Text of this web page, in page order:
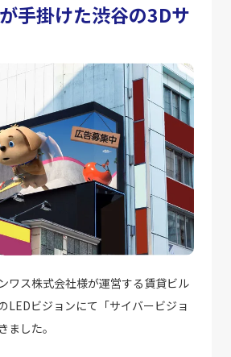
手掛けた渋谷の3Dサ
ワス株式会社様が運営する賃貸ビル
LEDビジョンにて「サイバービジョ
ました。